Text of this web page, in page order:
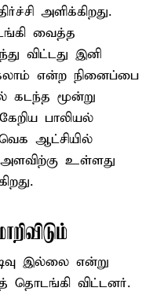
அளிக்கிறது.
வைத்த
விட்டது இனி
என்ற நினைப்பை
கடந்த மூன்று
பாலியல்
ஆட்சியில்
உள்ளது
இல்லை என்று
விட்டனர்.